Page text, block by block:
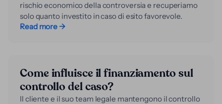
rischio economico della controversia e recuperiamo
solo quanto investito in caso di esito favorevole.
Read more →
Come influisce il finanziamento sul
controllo del caso?
Il cliente e il suo team legale mantengono il controllo